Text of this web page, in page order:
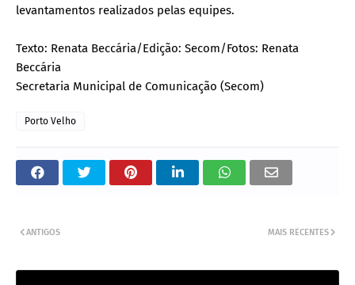
levantamentos realizados pelas equipes.
Texto: Renata Beccária/Edição: Secom/Fotos: Renata
Beccária
Secretaria Municipal de Comunicação (Secom)
Porto Velho
MAIS RECENTES
ANTIGOS